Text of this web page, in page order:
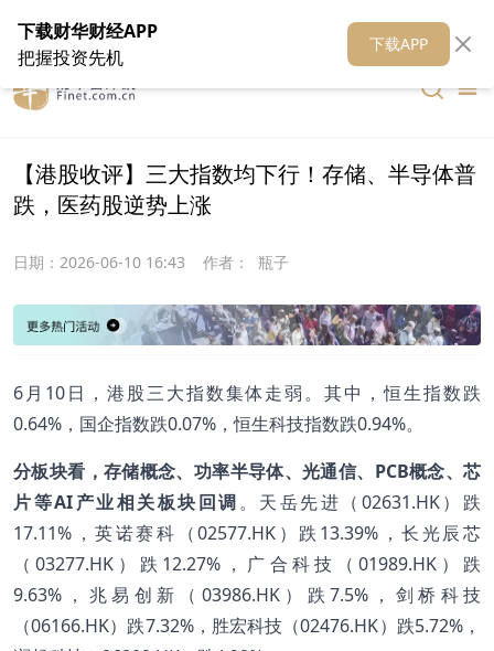
在线客服 关于我们 财华媒体矩阵 财华智库
【港股收评】三大指数均下行！存储、半导体普
跌，医药股逆势上涨
日期： 2026-06-10 16:43 作者： 瓶子
6月10日，港股三大指数集体走弱。其中，恒生指数跌
0.64%，国企指数跌0.07%，恒生科技指数跌0.94%。
分板块看，存储概念、功率半导体、光通信、PCB概念、芯
片等AI产业相关板块回调。天岳先进（02631.HK）跌
17.11%，英诺赛科（02577.HK）跌13.39%，长光辰芯
（03277.HK）跌12.27%，广合科技（01989.HK）跌
9.63%，兆易创新（03986.HK）跌7.5%，剑桥科技
（06166.HK）跌7.32%，胜宏科技（02476.HK）跌5.72%，
下载财华财经APP
把握投资先机
下载APP